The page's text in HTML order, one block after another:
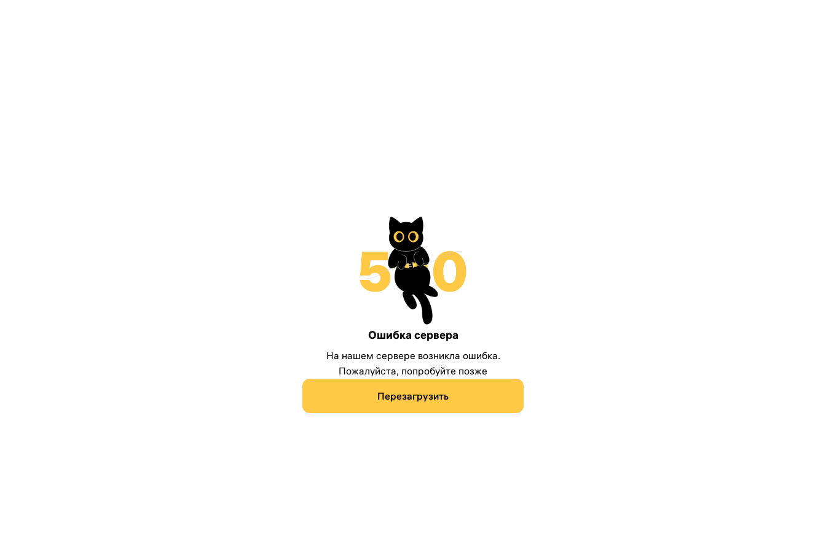
Ошибка сервера
На нашем сервере возникла ошибка.
Пожалуйста, попробуйте позже
Перезагрузить